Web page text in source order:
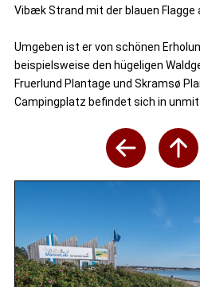
Vibæk Strand mit der blauen Flagge
Umgeben ist er von schönen
beispielsweise den hügeligen
Fruerlund Plantage und Skramsø
Campingplatz befindet sich in